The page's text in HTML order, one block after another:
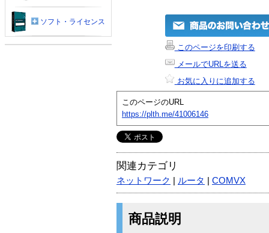
このページを印刷する
メールでURLを送る
お気に入りに追加する
このページのURL
https://plth.me/41006146
関連カテゴリ
ネットワーク ルータ COMVX
商品説明
ソフト・ライセンス